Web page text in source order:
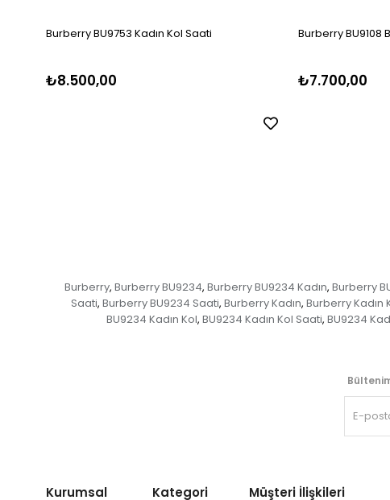
Burberry BU9753 Kadın Kol Saati
₺8.500,00
Burberry BU9108
₺7.700,00
Burberry, Burberry BU9234, Burberry BU9234 Kadın, Burberry
Saati, Burberry BU9234 Saati, Burberry Kadın, Burberry Kadın
BU9234 Kadın Kol, BU9234 Kadın Kol Saati, BU9234
Kurumsal Kategori Müşteri İlişkileri